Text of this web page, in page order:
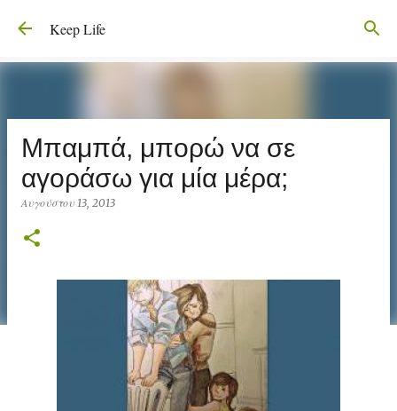
Μετάβαση στο κύριο περιεχόμενο
Keep Life
Μπαμπά, μπορώ να σε
αγοράσω για μία μέρα;
Αυγούστου 13, 2013